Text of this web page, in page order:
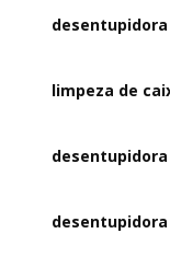
desentupidora
limpeza de